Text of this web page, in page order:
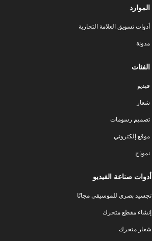
الموارد
أدوات تسويق العلامة التجارية
مدونة
الفئات
فيديو
شعار
تصميم رسومات
موقع إلكتروني
نموذج
أدوات صناعة الفيديو
تجسيد بصري للموسيقى مجانًا
إنشاء مقطع متحرك
شعار متحرك